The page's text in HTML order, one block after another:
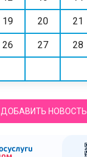
19 20 21
26 27 28
ДОБАВИТЬ НОВОСТЬ